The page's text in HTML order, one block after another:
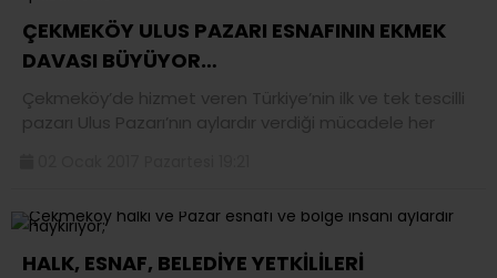
ÇEKMEKÖY ULUS PAZARI ESNAFININ EKMEK
DAVASI BÜYÜYOR…
Çekmeköy’de hizmet veren Türkiye’nin ilk ve tek tescilli
pazarı Ulus Pazarı’nın aylardır verdiği mücadele her
HALK, ESNAF, BELEDİYE YETKİLİLERİ